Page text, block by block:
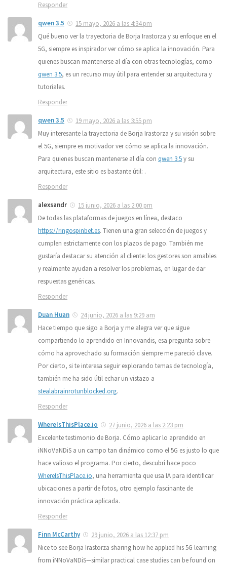
Responder
qwen 3.5
15 mayo, 2026 a las 4:34 pm
Qué bueno ver la trayectoria de Borja Irastorza y su enfoque en el
5G, siempre es inspirador ver cómo se aplica la innovación. Para
quienes buscan mantenerse al día con otras tecnologías, como
qwen 3.5, es un recurso muy útil para entender su arquitectura y
tutoriales.
Responder
qwen 3.5
19 mayo, 2026 a las 3:55 pm
Muy interesante la trayectoria de Borja Irastorza y su visión sobre
el 5G, siempre es motivador ver cómo se aplica la innovación.
Para quienes buscan mantenerse al día con qwen 3.5y su
arquitectura, este sitio es bastante útil: .
Responder
alexsandr
15 junio, 2026 a las 2:00 pm
De todas las plataformas de juegos en línea, destaco
https://ringospinbet.es. Tienen una gran selección de juegos y
cumplen estrictamente con los plazos de pago. También me
gustaría destacar su atención al cliente: los gestores son amables
y realmente ayudan a resolver los problemas, en lugar de dar
respuestas genéricas.
Responder
Duan Huan
24 junio, 2026 a las 9:29 am
Hace tiempo que sigo a Borja y me alegra ver que sigue
compartiendo lo aprendido en Innovandis, esa pregunta sobre
cómo ha aprovechado su formación siempre me pareció clave.
Por cierto, si te interesa seguir explorando temas de tecnología,
también me ha sido útil echar un vistazo a
stealabrainrotunblocked.org.
Responder
WhereIsThisPlace.io
27 junio, 2026 a las 2:23 pm
Excelente testimonio de Borja. Cómo aplicar lo aprendido en
iNNoVaNDiS a un campo tan dinámico como el 5G es justo lo que
hace valioso el programa. Por cierto, descubrí hace poco
WhereIsThisPlace.io, una herramienta que usa IA para identificar
ubicaciones a partir de fotos, otro ejemplo fascinante de
innovación práctica aplicada.
Responder
Finn McCarthy
29 junio, 2026 a las 12:37 pm
Nice to see Borja Irastorza sharing how he applied his 5G learning
from iNNoVaNDiS—similar practical case studies can be found on